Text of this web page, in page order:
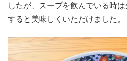
したが、スープを飲んでいる時
すると美味しくいただけました。